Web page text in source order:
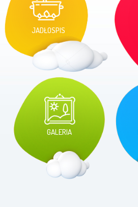
JADŁOSPIS
GALERIA